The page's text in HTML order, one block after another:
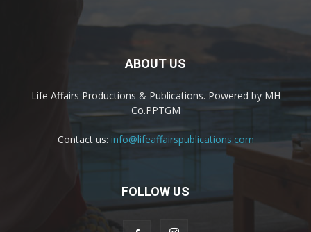
ABOUT US
Life Affairs Productions & Publications. Powered by MH
Co.PPTGM
Contact us: info@lifeaffairspublications.com
FOLLOW US